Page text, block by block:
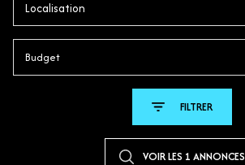
Localisation
Budget
FILTRER
VOIR LES 1 ANNONCES